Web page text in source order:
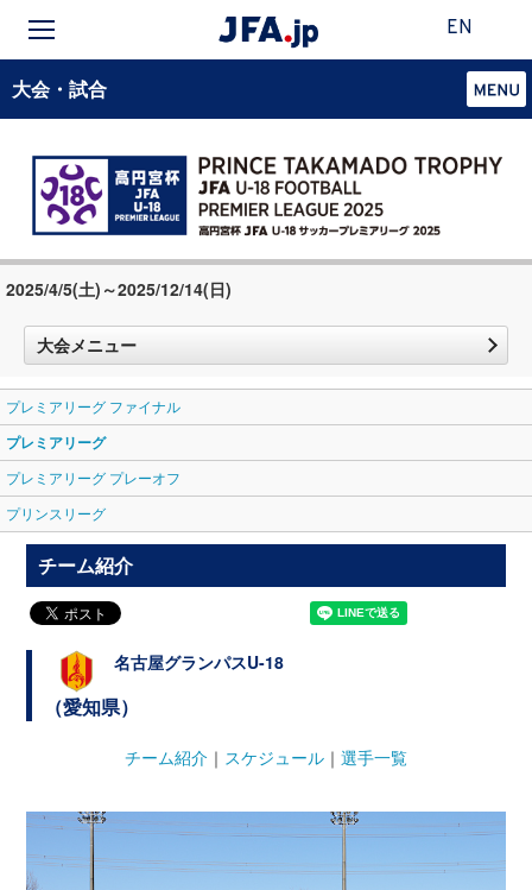
EN
大会・試合
2025/4/5(土)～2025/12/14(日)
大会メニュー
プレミアリーグ ファイナル
プレミアリーグ
プレミアリーグ プレーオフ
プリンスリーグ
チーム紹介
名古屋グランパスU-18
（愛知県）
チーム紹介 ｜ スケジュール ｜ 選手一覧